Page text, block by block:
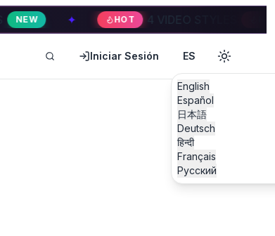
HOT 4 VIDEO STYLES
Iniciar Sesión ES
English
Español
日本語
Deutsch
हिन्दी
Français
Русский